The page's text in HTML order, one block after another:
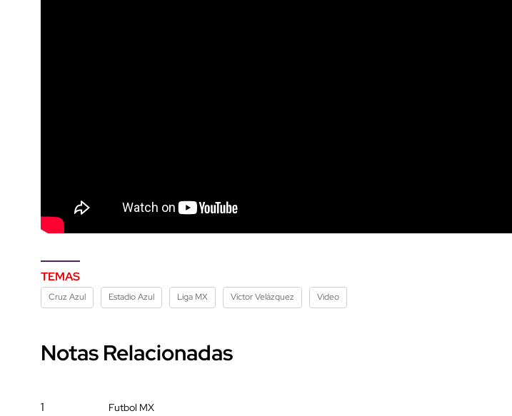
TEMAS
Cruz Azul Estadio Azul Liga MX Víctor Velázquez Video
Notas Relacionadas
1 Futbol MX